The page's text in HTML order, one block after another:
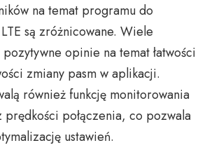
na temat programu do
są zróżnicowane. Wiele
opinie na temat łatwości
zmiany pasm w aplikacji.
również funkcję monitorowania
prędkości połączenia, co pozwala
ustawień.